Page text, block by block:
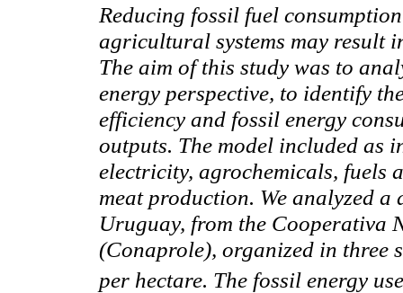
Reducing fossil fuel
agricultural systems may result
The aim of this study was to
energy perspective, to identify
efficiency and fossil energy
outputs. The model included as
electricity, agrochemicals, fuels
meat production. We analyzed
Uruguay, from the Cooperativa
(Conaprole), organized in three
per hectare. The fossil energy